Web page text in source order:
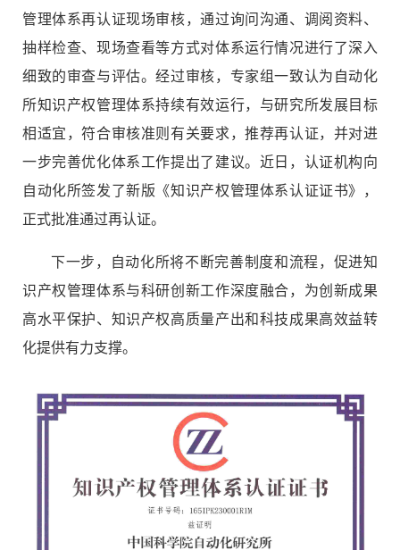
管理体系再认证现场审核，通过询问沟通、调阅资料、
抽样检查、现场查看等方式对体系运行情况进行了深入
细致的审查与评估。经过审核，专家组一致认为自动化
所知识产权管理体系持续有效运行，与研究所发展目标
相适宜，符合审核准则有关要求，推荐再认证，并对进
一步完善优化体系工作提出了建议。近日，认证机构向
自动化所签发了新版《知识产权管理体系认证证书》，
正式批准通过再认证。
下一步，自动化所将不断完善制度和流程，促进知
识产权管理体系与科研创新工作深度融合，为创新成果
高水平保护、知识产权高质量产出和科技成果高效益转
化提供有力支撑。